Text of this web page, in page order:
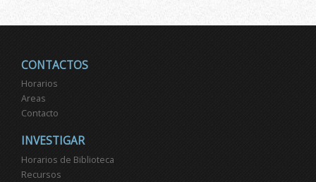
CONTACTOS
Horarios
Areas
Contacto
INVESTIGAR
Horarios de Biblioteca
Recursos